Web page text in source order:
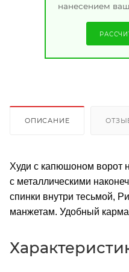
нанесением
ОПИСАНИЕ
Худи с капюшоном ворот
с металлическими
спинки внутри тесьмой,
манжетам. Удобный